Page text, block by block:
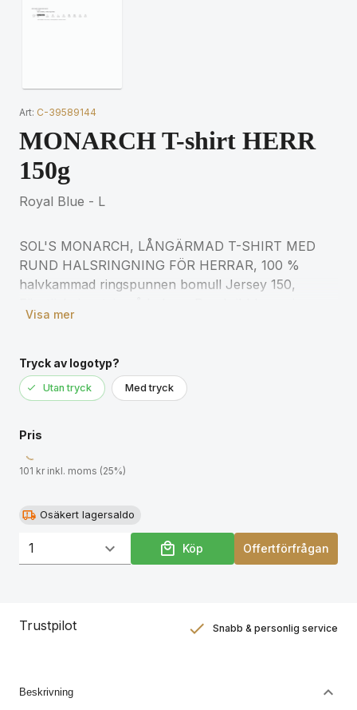
Art: C-39589144
MONARCH T-shirt HERR
150g
Royal Blue - L
SOL'S MONARCH, LÅNGÄRMAD T-SHIRT MED
RUND HALSRINGNING FÖR HERRAR, 100 %
halvkammad ringspunnen bomull Jersey 150,
elastan, Ribbfria ärmslut, Rundstickad för
om produktdokumentation.
Visa mer
Tryck av logotyp?
Utan tryck Med tryck
Pris
101 kr inkl. moms (25%)
Osäkert lagersaldo
Köp Offertförfrågan
Trustpilot Snabb & personlig service
Beskrivning